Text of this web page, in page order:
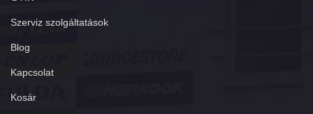
Szerviz szolgáltatások
Blog
Kapcsolat
Kosár